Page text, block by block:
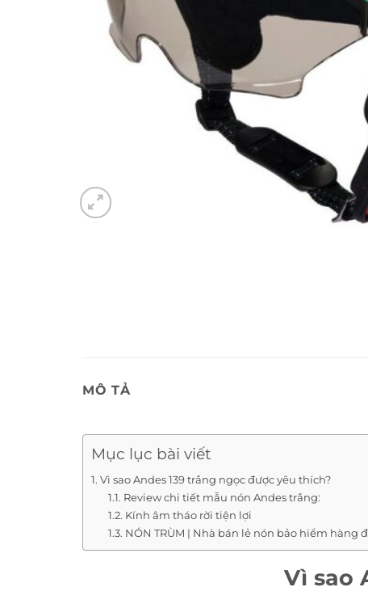
MÔ TẢ
Mục lục bài viết
Vì sao Andes 139 trắng ngọc được yêu thích?
Review chi tiết mẫu nón Andes trắng:
Kính âm tháo rời tiện lợi
NÓN TRÙM | Nhà bán lẻ nón bảo hiểm hàng
Vì sao